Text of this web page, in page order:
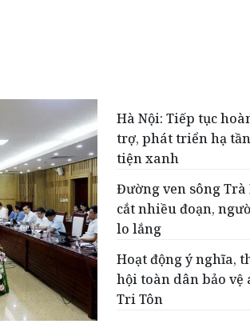
Hà Nội: Tiếp tục
trợ, phát triển hạ
tiện xanh
Đường ven sông
cắt nhiều đoạn,
lo lắng
Hoạt động ý nghĩa,
hội toàn dân bảo vệ
Tri Tôn